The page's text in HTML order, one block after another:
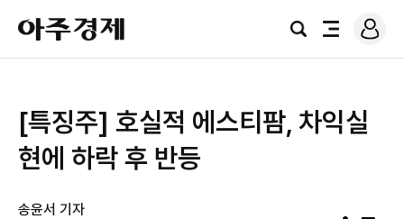
아
주
경
검
전
로
그
[특징주] 호실적 에스티팜, 차익실
현에 하락 후 반등
송윤서 기자